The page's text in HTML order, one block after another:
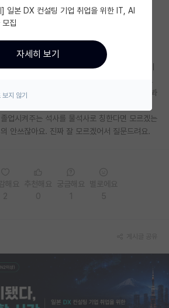
후기 게시판
판
시판
시판
시판
스하겠는데, 공학 쪽은 박사과정 하는 선배들이
제가 소속된 연구실 뿐만 아니라 다른 연구실도
에 교수님 전화 받아가며 힘들게 사는 걸 맨날 봐
나 자격이 안되면 졸업 자체가 어렵지 않나요?
업시켜주는 석사를 물석사로 칭한다면 모르겠는
안쓰잖아요. 진짜 잘 모르겠어서 질문드려요.
] 일본 DX 컨설팅 기업 취업을 위한 IT, AI
모집
자세히 보기
지 않기